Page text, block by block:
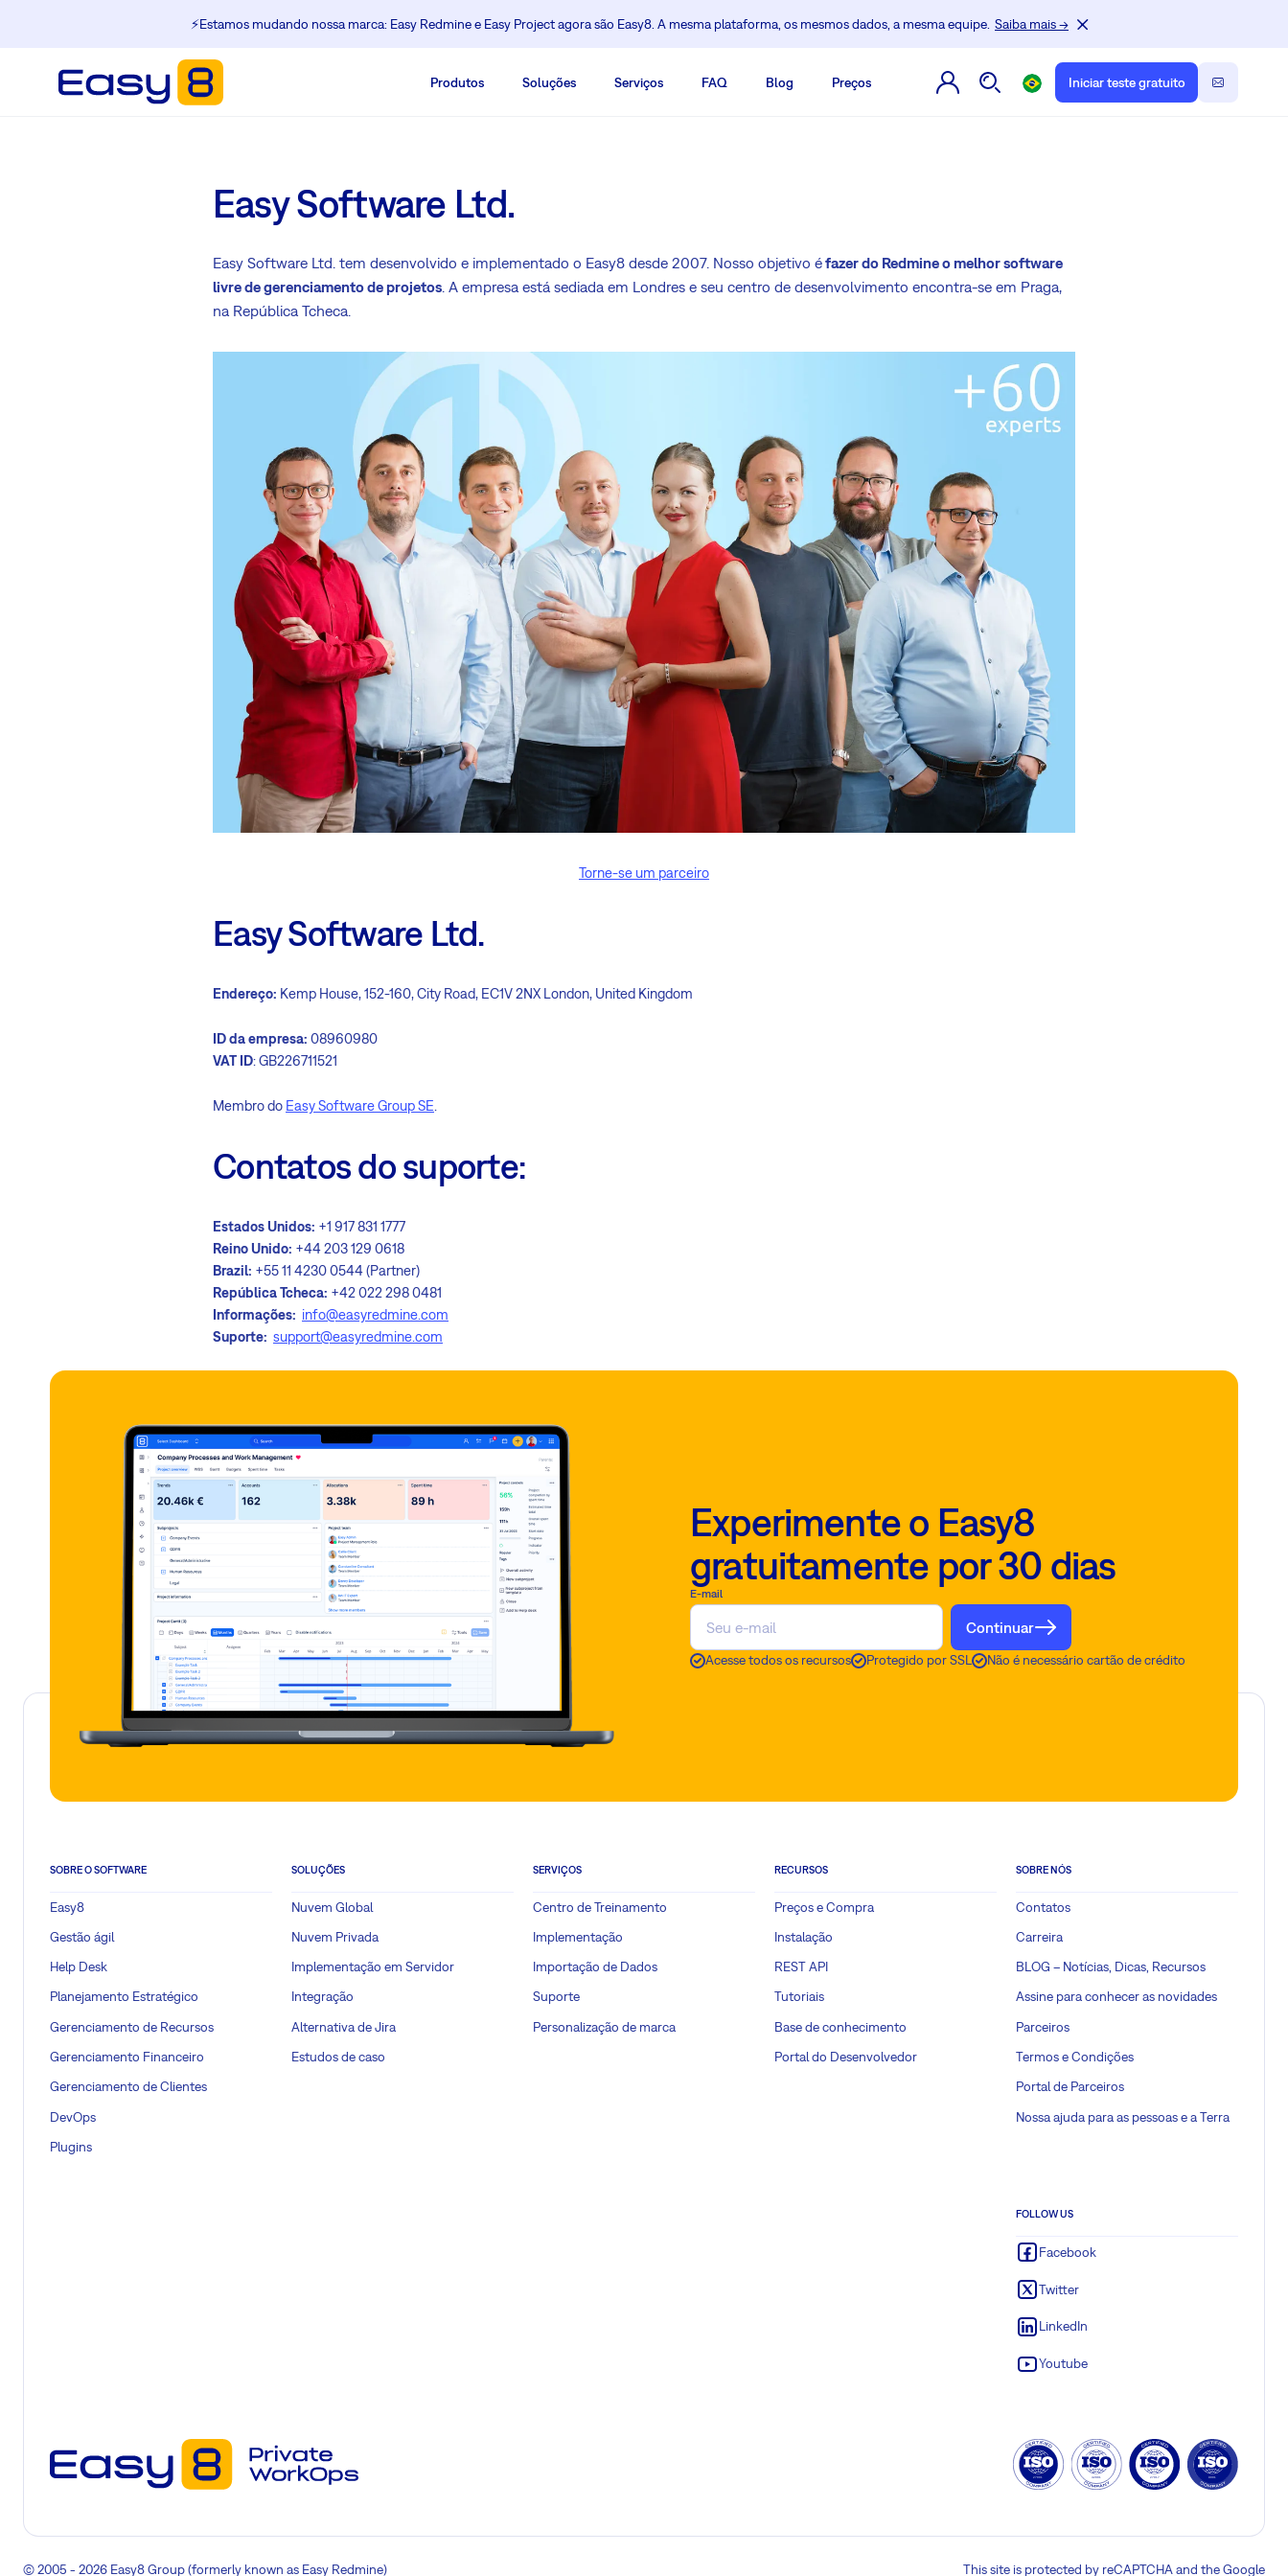
⚡️Estamos mudando nossa marca: Easy Redmine e Easy Project agora são Easy8. A mesma plataforma, os mesmos dados, a mesma equipe. Saiba mais →
Produtos Soluções Serviços FAQ Blog Preços Iniciar teste gratuito
Easy Software Ltd.
Easy Software Ltd. tem desenvolvido e implementado o Easy8 desde 2007. Nosso objetivo éfazer do Redmine o melhor software
livre de gerenciamento de projetos. A empresa está sediada em Londres e seu centro de desenvolvimento encontra-se em Praga,
na República Tcheca.
Torne-se um parceiro
Easy Software Ltd.
Endereço: Kemp House, 152-160, City Road, EC1V 2NX London, United Kingdom
ID da empresa: 08960980
VAT ID: GB226711521
Membro do Easy Software Group SE.
Contatos do suporte:
Estados Unidos: +1 917 831 1777
Reino Unido: +44 203 129 0618
Brazil: +55 11 4230 0544 (Partner)
República Tcheca: +42 022 298 0481
Informações: info@easyredmine.com
Suporte: support@easyredmine.com
Experimente o Easy8
gratuitamente por 30 dias
E-mail
Continuar
Acesse todos os recursos Protegido por SSL Não é necessário cartão de crédito
SOBRE O SOFTWARE
Easy8
Gestão ágil
Help Desk
Planejamento Estratégico
Gerenciamento de Recursos
Gerenciamento Financeiro
Gerenciamento de Clientes
DevOps
Plugins
SOLUÇÕES
Nuvem Global
Nuvem Privada
Implementação em Servidor
Integração
Alternativa de Jira
Estudos de caso
SERVIÇOS
Centro de Treinamento
Implementação
Importação de Dados
Suporte
Personalização de marca
RECURSOS
Preços e Compra
Instalação
REST API
Tutoriais
Base de conhecimento
Portal do Desenvolvedor
SOBRE NÓS
Contatos
Carreira
BLOG – Notícias, Dicas, Recursos
Assine para conhecer as novidades
Parceiros
Termos e Condições
Portal de Parceiros
Nossa ajuda para as pessoas e a Terra
FOLLOW US
Facebook
Twitter
LinkedIn
Youtube
© 2005 - 2026 Easy8 Group (formerly known as Easy Redmine) This site is protected by reCAPTCHA and the Google